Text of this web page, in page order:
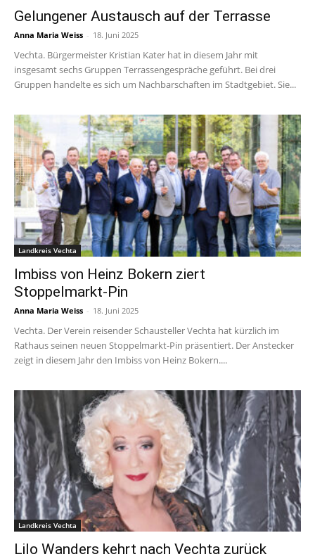
Gelungener Austausch auf der Terrasse
Anna Maria Weiss - 18. Juni 2025
Vechta. Bürgermeister Kristian Kater hat in diesem Jahr mit
insgesamt sechs Gruppen Terrassengespräche geführt. Bei drei
Gruppen handelte es sich um Nachbarschaften im Stadtgebiet. Sie...
Landkreis Vechta
Imbiss von Heinz Bokern ziert
Stoppelmarkt-Pin
Anna Maria Weiss - 18. Juni 2025
Vechta. Der Verein reisender Schausteller Vechta hat kürzlich im
Rathaus seinen neuen Stoppelmarkt-Pin präsentiert. Der Anstecker
zeigt in diesem Jahr den Imbiss von Heinz Bokern....
Landkreis Vechta
Lilo Wanders kehrt nach Vechta zurück